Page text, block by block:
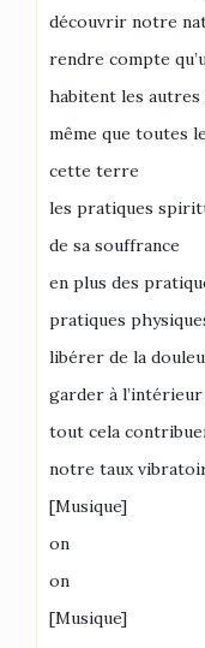
découvrir notre
rendre compte
habitent les autres
même que toutes
cette terre
les pratiques
de sa souffrance
en plus des
pratiques
libérer de la
garder à
tout cela
notre taux
[Musique]
on
on
[Musique]